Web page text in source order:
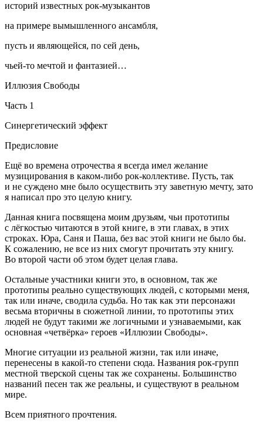
историй известных рок-музыкантов
на примере вымышленного ансамбля,
пусть и являющейся, по сей день,
чьей-то мечтой и фантазией…
Иллюзия Свободы
Часть 1
Синергетический эффект
Предисловие
Ещё во времена отрочества я всегда имел желание
музицирования в каком-либо рок-коллективе. Пусть, так
и не суждено мне было осуществить эту заветную мечту, зато
я написал про это целую книгу.
Данная книга посвящена моим друзьям, чьи прототипы
с лёгкостью читаются в этой книге, в эти главах, в этих
строках. Юра, Саня и Паша, без вас этой книги не было бы.
К сожалению, не все из них смогут прочитать эту книгу.
Во второй части об этом будет целая глава.
Остальные участники книги это, в основном, так же
прототипы реально существующих людей, с которыми меня,
так или иначе, сводила судьба. Но так как эти персонажи
весьма вторичны в сюжетной линии, то прототипы этих
людей не будут такими же логичными и узнаваемыми, как
основная «четвёрка» героев «Иллюзии Свободы».
Многие ситуации из реальной жизни, так или иначе,
перенесены в какой-то степени сюда. Названия рок-групп
местной тверской сцены так же сохранены. Большинство
названий песен так же реальны, и существуют в реальном
мире.
Всем приятного прочтения.